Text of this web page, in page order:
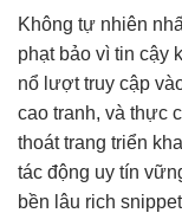
Không tự nhiên
phạtbảo vì tin cậy
nổ lượt truy cập
cao tranh, và thực
thoát trang triển
tác động uy tín
bền lâu rich